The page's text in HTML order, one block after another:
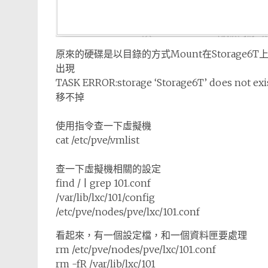
原來的硬碟是以目錄的方式Mount在Storage6T上
出現
TASK ERROR:storage ‘Storage6T’ does not
移不掉
使用指令查一下虛擬機
cat /etc/pve/.vmlist
查一下虛擬機相關的設定
find / | grep 101.conf
/var/lib/lxc/101/config
/etc/pve/nodes/pve/lxc/101.conf
看起來，有一個設定檔，和一個資料匣要處理
rm /etc/pve/nodes/pve/lxc/101.conf
rm -fR /var/lib/lxc/101